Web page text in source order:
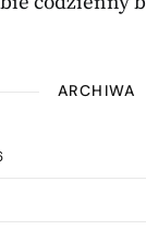
ARCHIWA